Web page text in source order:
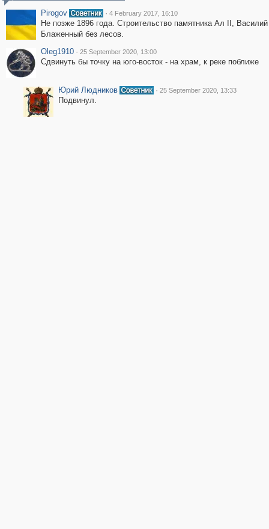
Pirogov · 4 February 2017, 16:10
Не позже 1896 года. Строительство памятника Ал II, Василий
Блаженный без лесов.
Oleg1910 · 25 September 2020, 13:00
Сдвинуть бы точку на юго-восток - на храм, к реке поближе
Юрий Людников · 25 September 2020, 13:33
Подвинул.